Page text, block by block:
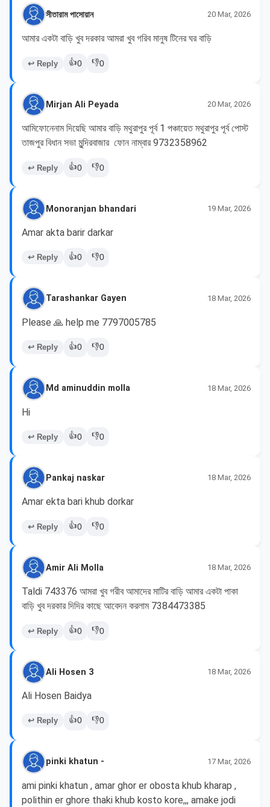
সীতারাম পাসোয়ান 20 Mar, 2026
আমার একটা বাড়ি খুব দরকার আমরা খুব গরিব মানুষ টিনের ঘর বাড়ি
↩ Reply 👍0 👎0
Mirjan Ali Peyada 20 Mar, 2026
আমিফোনেনাম দিয়েছি আমার বাড়ি মথুরাপুর পূর্ব 1 পঞ্চায়েত মথুরাপুর পূর্ব পোস্ট
তাজপুর বিধান সভা মুন্দিরবাজার  ফোন নাম্বার 9732358962
↩ Reply 👍0 👎0
Monoranjan bhandari 19 Mar, 2026
Amar akta barir darkar
↩ Reply 👍0 👎0
Tarashankar Gayen 18 Mar, 2026
Please 🙏 help me 7797005785
↩ Reply 👍0 👎0
Md aminuddin molla 18 Mar, 2026
Hi
↩ Reply 👍0 👎0
Pankaj naskar 18 Mar, 2026
Amar ekta bari khub dorkar
↩ Reply 👍0 👎0
Amir Ali Molla 18 Mar, 2026
Taldi 743376 আমরা খুব গরীব আমাদের মাটির বাড়ি আমার একটা পাকা
বাড়ি খুব দরকার দিদির কাছে আবেদন করলাম 7384473385
↩ Reply 👍0 👎0
Ali Hosen 3 18 Mar, 2026
Ali Hosen Baidya
↩ Reply 👍0 👎0
pinki khatun - 17 Mar, 2026
ami pinki khatun , amar ghor er obosta khub kharap ,
polithin er ghore thaki khub kosto kore,,, amake jodi